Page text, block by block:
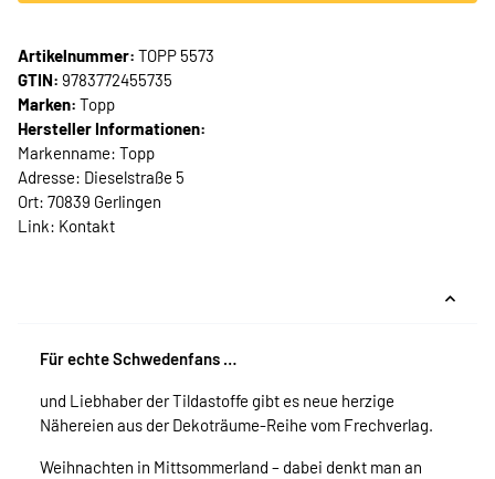
Artikelnummer: TOPP 5573
GTIN: 9783772455735
Marken: Topp
Hersteller Informationen:
Markenname: Topp
Adresse: Dieselstraße 5
Ort: 70839 Gerlingen
Link: Kontakt
Für echte Schwedenfans …
und Liebhaber der Tildastoffe gibt es neue herzige
Nähereien aus der Dekoträume-Reihe vom Frechverlag.
Weihnachten in Mittsommerland – dabei denkt man an